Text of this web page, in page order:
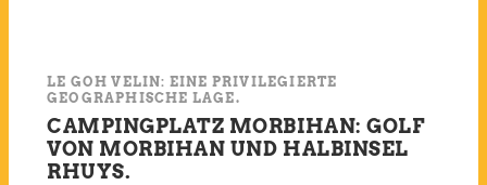
LE GOH VELIN: EINE PRIVILEGIERTE
GEOGRAPHISCHE LAGE.
CAMPINGPLATZ MORBIHAN: GOLF
VON MORBIHAN UND HALBINSEL
RHUYS.